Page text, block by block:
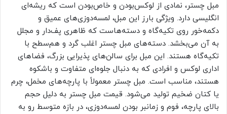
مبل چستر، نمادی از لوکس‌بودن و خاص‌بودن است که ریشه‌ای
انگلیسی دارد. ویژگی بارز این مبل، لمسه‌دوزی‌های عمیق و
دکمه‌خور روی تکیه‌گاه و دسته‌هاست که ظاهری پف‌دار و مجلل
به آن می‌بخشد. دسته‌های مبل چستر اغلب گرد و هم‌سطح با
تکیه‌گاه هستند. این مبل برای سالن‌های پذیرایی بزرگ، فضاهای
اداری لوکس و افرادی که به دنبال جلوه‌ای متفاوت و باشکوه
هستند، مناسب است. مبل چستر معمولاً با پارچه‌های مخمل، چرم
یا کتان ضخیم تولید می‌شود. قیمت مبل چستر به دلیل حجم
بالای پارچه، فوم و زمانبر بودن لمسه‌دوزی، در بازه متوسط رو به